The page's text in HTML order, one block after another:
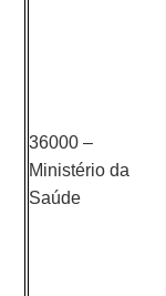
36000 –
Ministério da
Saúde